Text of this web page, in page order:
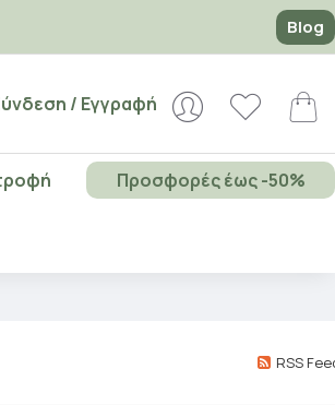
Blog
/ Εγγραφή
Προσφορές έως -50%
RSS